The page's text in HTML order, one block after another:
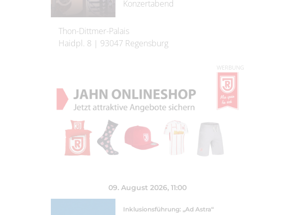
Konzertabend
Thon-Dittmer-Palais
Haidpl. 8 | 93047 Regensburg
WERBUNG
09. August 2026, 11:00
Inklusionsführung: „Ad Astra“